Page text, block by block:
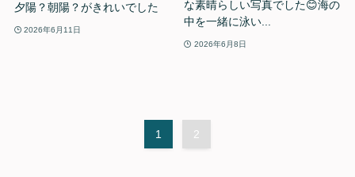
夕陽？朝陽？がきれいでした
2026年6月11日
な素晴らしい写真でした😊海の
中を一緒に泳い...
2026年6月8日
1 2